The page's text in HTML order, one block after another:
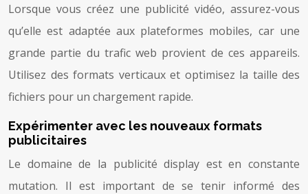
Lorsque vous créez une publicité vidéo, assurez-vous
qu’elle est adaptée aux plateformes mobiles, car une
grande partie du trafic web provient de ces appareils.
Utilisez des formats verticaux et optimisez la taille des
fichiers pour un chargement rapide.
Expérimenter avec les nouveaux formats
publicitaires
Le domaine de la publicité display est en constante
mutation. Il est important de se tenir informé des